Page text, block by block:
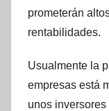
prometerán
rentabilidades.
Usualmente la
empresas está
unos